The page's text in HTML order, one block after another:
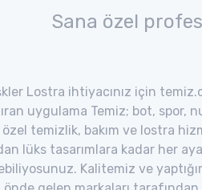
Sana özel
Lostra ihtiyacınız için
uygulama Temiz; bot, spor,
temizlik, bakım ve lostra
lüks tasarımlara kadar her
Kalitemiz ve